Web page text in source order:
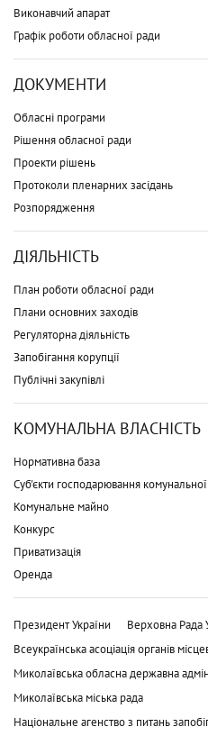
Виконавчий апарат
Графік роботи обласної ради
ДОКУМЕНТИ
Обласні програми
Рішення обласної ради
Проекти рішень
Протоколи пленарних засідань
Розпорядження
ДІЯЛЬНІСТЬ
План роботи обласної ради
Плани основних заходів
Регуляторна діяльність
Запобігання корупції
Публічні закупівлі
КОМУНАЛЬНА ВЛАСНІСТЬ
Нормативна база
Суб'єкти господарювання комунальної
Комунальне майно
Конкурс
Приватизація
Оренда
Президент України Верховна Рада
Всеукраїнська асоціація органів
Миколаївська обласна державна
Миколаївська міська рада
Національне агенство з питань